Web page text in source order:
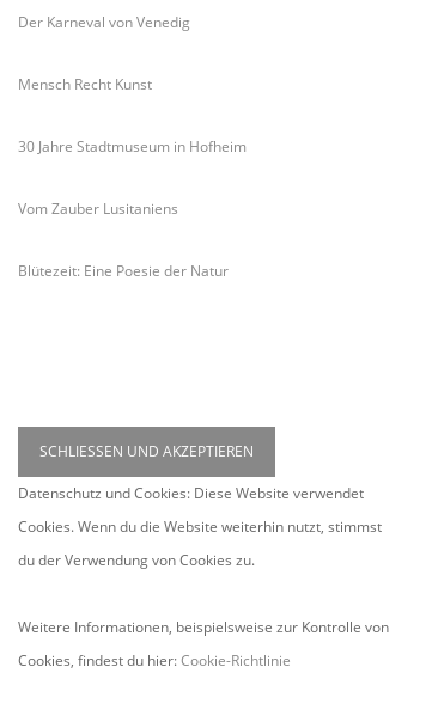
Der Karneval von Venedig
Mensch Recht Kunst
30 Jahre Stadtmuseum in Hofheim
Vom Zauber Lusitaniens
Blütezeit: Eine Poesie der Natur
Datenschutz und Cookies: Diese Website verwendet
Cookies. Wenn du die Website weiterhin nutzt, stimmst
du der Verwendung von Cookies zu.
Weitere Informationen, beispielsweise zur Kontrolle von
Cookies, findest du hier:Cookie-Richtlinie